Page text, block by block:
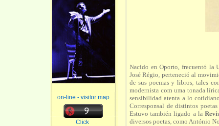
on-line - visitor map
Click
Nacido en Oporto, frecuentó la
José Régio, perteneció al
de sus poemas y libros, tales
modernista com uma tonada
sensibilidad atenta a lo
Corresponsal de distintos
Estuvo también ligado a la
diversos poetas, como António